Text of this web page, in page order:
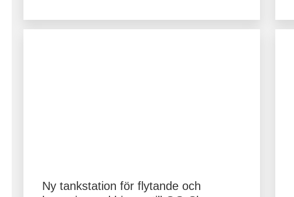
Ny tankstation för flytande och